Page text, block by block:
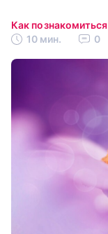
Как познакомиться
10 мин.
0